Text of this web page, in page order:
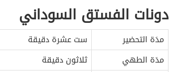
دونات الفستق السوداني
مدَة التحضير
ست عشرة دقيقة
مدَة الطهي
ثلاثون دقيقة